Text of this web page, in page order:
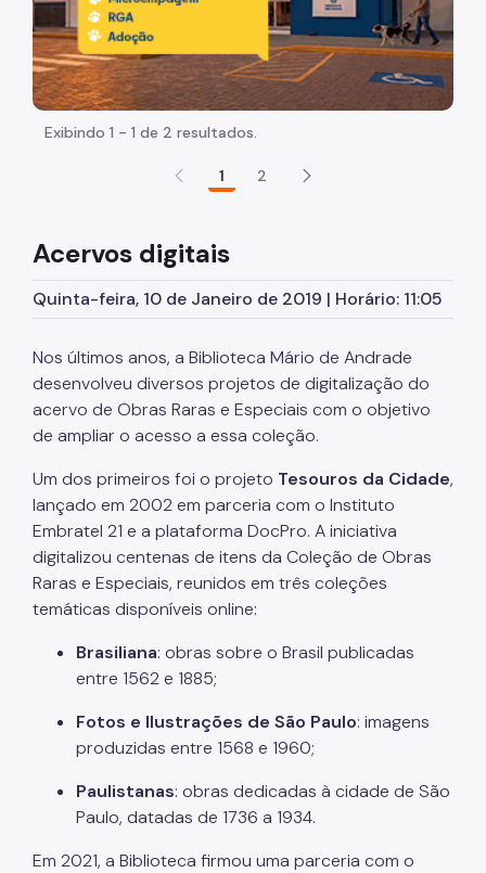
Ação Cultural
Festival Mário de Andrade
Núcleo Educativo
Coleção Circulante
Mapoteca
Acervos digitais
Coleção São Paulo
Sala de Artes Sérgio Milliet
Coleção Geral
Memória Institucional
Publicações
Hemeroteca
Sala de Atualidades
Coleção de Periódicos Retrospectivos
Guia de conservação preventiva em acervos
Funcionamento
Serviços
Exibindo 1 - 1 de 2 resultados.
1 2
Acervos digitais
Quinta-feira, 10 de Janeiro de 2019 | Horário: 11:05
Nos últimos anos, a Biblioteca Mário de Andrade
desenvolveu diversos projetos de digitalização do
acervo de Obras Raras e Especiais com o objetivo
de ampliar o acesso a essa coleção.
Um dos primeiros foi o projeto Tesouros da Cidade,
lançado em 2002 em parceria com o Instituto
Embratel 21 e a plataforma DocPro. A iniciativa
digitalizou centenas de itens da Coleção de Obras
Raras e Especiais, reunidos em três coleções
temáticas disponíveis online:
Brasiliana: obras sobre o Brasil publicadas
entre 1562 e 1885;
Fotos e Ilustrações de São Paulo: imagens
produzidas entre 1568 e 1960;
Paulistanas: obras dedicadas à cidade de São
Paulo, datadas de 1736 a 1934.
Em 2021, a Biblioteca firmou uma parceria com o